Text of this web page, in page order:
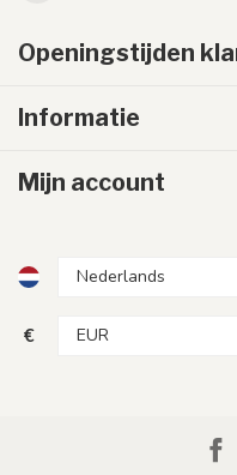
Openingstijden
Informatie
Mijn account
€